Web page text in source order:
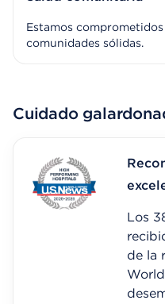
Estamos
comunidades sólidas.
Cuidado
Los
de la